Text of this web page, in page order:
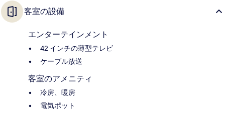
客室の設備
エンターテインメント
42 インチの薄型テレビ
ケーブル放送
客室のアメニティ
冷房、暖房
電気ポット